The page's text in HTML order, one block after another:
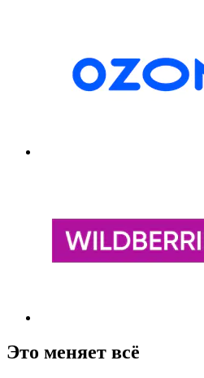
Это меняет всё